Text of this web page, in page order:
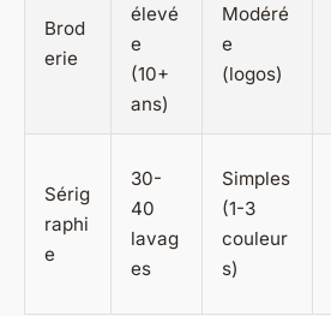
Brod
erie
élevé
e
(10+
ans)
Modéré
e
(logos)
Sérig
raphi
e
30-
40
lavag
es
Simples
(1-3
couleur
s)